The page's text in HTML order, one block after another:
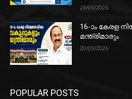
26/05/2026
16-ാം കേരള
മന്ത്രിമാരും
20/05/2026
POPULAR POSTS